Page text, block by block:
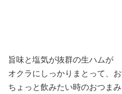
旨味と塩気が抜群の生ハムが
オクラにしっかりまとって、
ちょっと飲みたい時のおつまみ